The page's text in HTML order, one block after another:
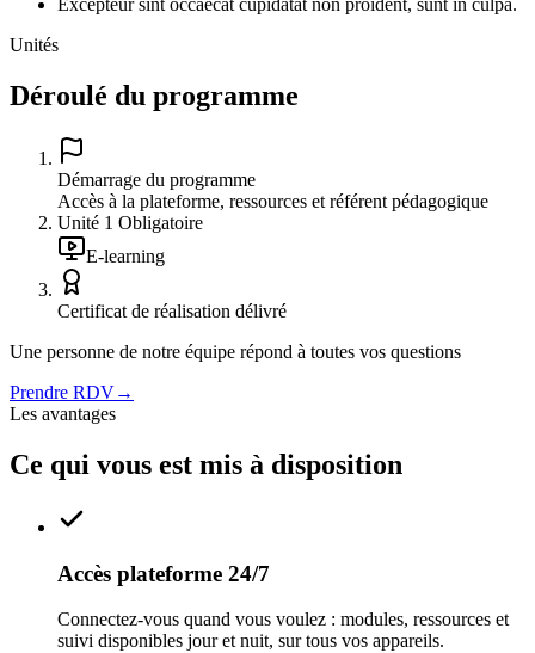
Excepteur sint occaecat cupidatat non proident, sunt in culpa.
Unités
Déroulé du programme
Démarrage du programme
Accès à la plateforme, ressources et référent pédagogique
Unité 1 Obligatoire
E-learning
Certificat de réalisation délivré
Une personne de notre équipe répond à toutes vos questions
Prendre RDV→
Les avantages
Ce qui vous est mis à disposition
Accès plateforme 24/7
Connectez-vous quand vous voulez : modules, ressources et
suivi disponibles jour et nuit, sur tous vos appareils.